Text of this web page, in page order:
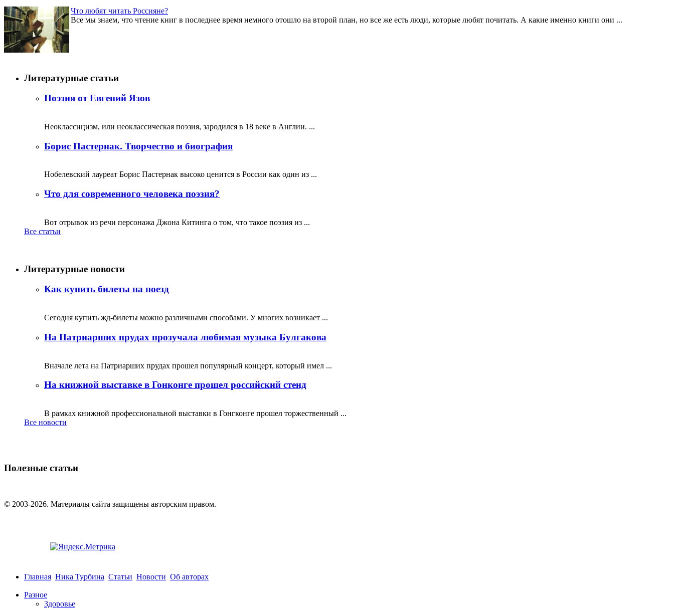
Что любят читать Россияне?
Все мы знаем, что чтение книг в последнее время немного отошло на второй план, но все же есть люди, которые любят почитать. А какие именно книги они ...
Литературные статьи
Поэзия от Евгений Язов
Неоклассицизм, или неоклассическая поэзия, зародился в 18 веке в Англии. ...
Борис Пастернак. Творчество и биография
Нобелевский лауреат Борис Пастернак высоко ценится в России как один из ...
Что для современного человека поэзия?
Вот отрывок из речи персонажа Джона Китинга о том, что такое поэзия из ...
Все статьи
Литературные новости
Как купить билеты на поезд
Сегодня купить жд-билеты можно различными способами. У многих возникает ...
На Патриарших прудах прозучала любимая музыка Булгакова
Вначале лета на Патриарших прудах прошел популярный концерт, который имел ...
На книжной выставке в Гонконге прошел российский стенд
В рамках книжной профессиональной выставки в Гонгконге прошел торжественный ...
Все новости
Полезные статьи
© 2003-2026. Материалы сайта защищены авторским правом.
Главная Ника Турбина Статьи Новости Об авторах
Разное
Здоровье